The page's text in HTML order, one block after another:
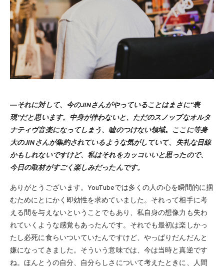
―それに対して、今のJINさんがやっていることはまさに“表
現”だと思います。中身が伴わないと、ただのスノッブなオルタ
ナティヴ音楽になってしまう、嘘のつけない領域。ここに等身
大のJINさんが集約されているような気がしていて、失礼な目線
かもしれないですけど、私はそれをカッコいいと思ったので、
今日の取材がすごく楽しみだったんです。
ありがとうございます。YouTubeでは多くの人の心を瞬間的に掴
むためにとにかく即効性を求めていました。それって相手に考
える間を与えないということでもあり、私自身の想像力も失わ
れていくような感覚もあったんです。それでも最初は楽しかっ
たし必死に食らいついていたんですけど、やっぱりだんだんと
嫌になってきました。そういう意味では、今は当時と真逆です
ね。ほんとうの自分、自分らしさについて考えたときに、人間